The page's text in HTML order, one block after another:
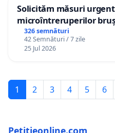
Solicităm măsuri
microîntreruperilor
Sâncraiu de Mureș și
326 semnături
42 Semnături / 7 zile
25 Jul 2026
1 2 3 4 5 6